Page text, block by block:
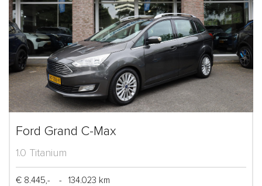
Ford Grand C-Max
1.0 Titanium
€ 8.445,- -
134.023 km